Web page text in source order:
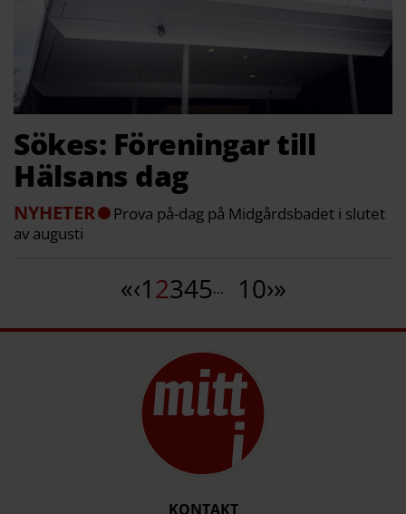
Sökes: Föreningar till
Hälsans dag
NYHETER
Prova på-dag på Midgårdsbadet i slutet
av augusti
«‹12345... 10›»
KONTAKT